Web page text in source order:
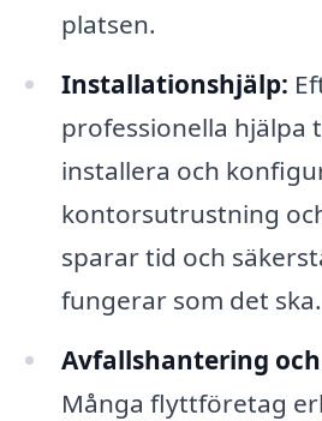
platsen.
Installationshjälp:
professionella hjälpa
installera och
kontorsutrustning
sparar tid och
fungerar som det ska.
Avfallshantering
Många flyttföretag